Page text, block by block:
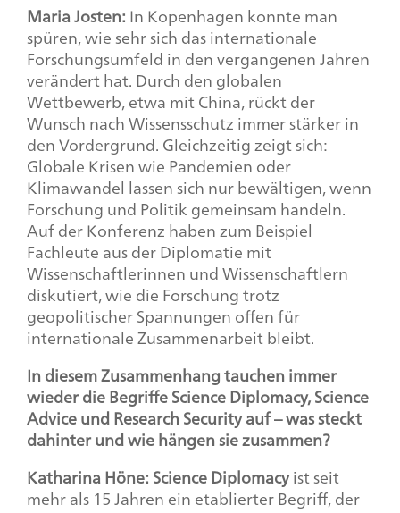
Maria Josten:In Kopenhagen konnte man
spüren, wie sehr sich das internationale
Forschungsumfeld in den vergangenen Jahren
verändert hat. Durch den globalen
Wettbewerb, etwa mit China, rückt der
Wunsch nach Wissensschutz immer stärker in
den Vordergrund. Gleichzeitig zeigt sich:
Globale Krisen wie Pandemien oder
Klimawandel lassen sich nur bewältigen, wenn
Forschung und Politik gemeinsam handeln.
Auf der Konferenz haben zum Beispiel
Fachleute aus der Diplomatie mit
Wissenschaftlerinnen und Wissenschaftlern
diskutiert, wie die Forschung trotz
geopolitischer Spannungen offen für
internationale Zusammenarbeit bleibt.
In diesem Zusammenhang tauchen immer
wieder die BegriffeScience Diplomacy, Science
AdviceundResearch Securityauf – was steckt
dahinter und wie hängen sie zusammen?
Katharina Höne:Science Diplomacyist seit
mehr als 15 Jahren ein etablierter Begriff, der